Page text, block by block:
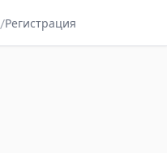
/Регистрация